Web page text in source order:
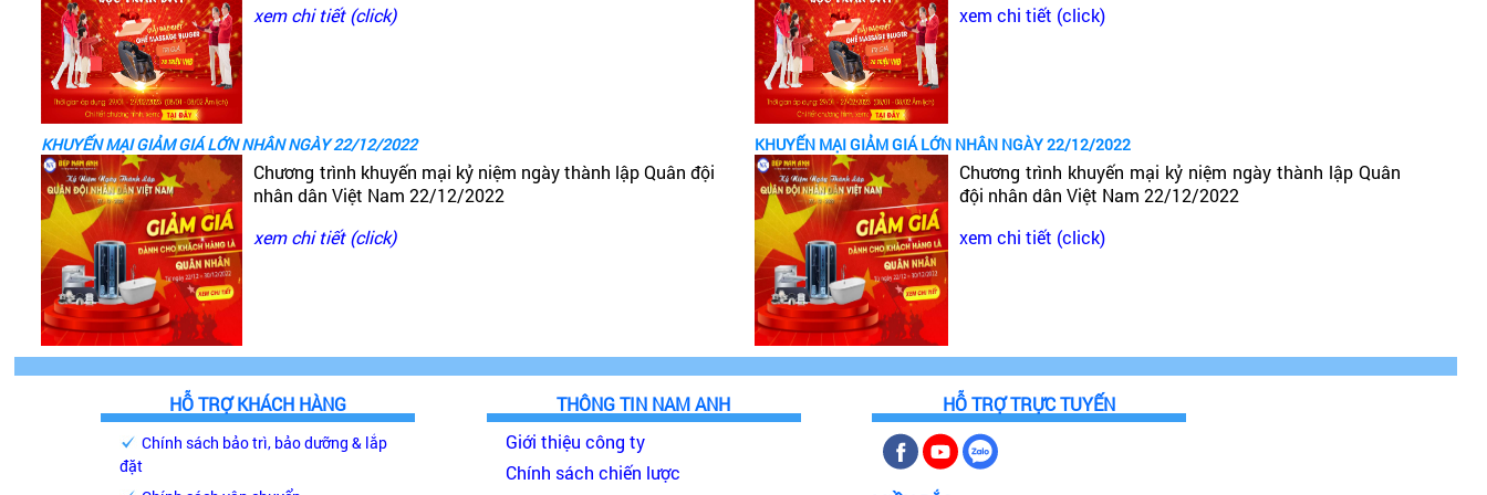
Nguồn gốc xuất xứ của bếp từ hãng Dudoff có nguồn gốc rõ ràng
xem chi tiết (click)
KHUYẾN MẠI GIẢM GIÁ LỚN NHÂN NGÀY 22/12/2022
Chương trình khuyến mại kỷ niệm ngày thành lập Quân đội
nhân dân Việt Nam 22/12/2022
xem chi tiết (click)
xem chi tiết (click)
KHUYẾN MẠI GIẢM GIÁ LỚN NHÂN NGÀY 22/12/2022
Chương trình khuyến mại kỷ niệm ngày thành lập Quân
đội nhân dân Việt Nam 22/12/2022
xem chi tiết (click)
HỖ TRỢ KHÁCH HÀNG
Chính sách bảo trì, bảo dưỡng & lắp
đặt
THÔNG TIN NAM ANH
Giới thiệu công ty
Chính sách chiến lược
HỖ TRỢ TRỰC TUYẾN